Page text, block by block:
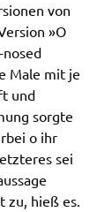
von
»O
Male mit je
und
sorgte
o ihr
sei
zu, hieß es.